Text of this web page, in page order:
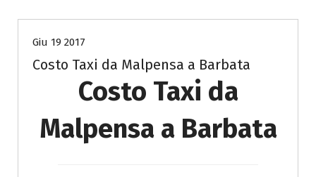
Giu 19 2017
Costo Taxi da Malpensa a Barbata
Costo Taxi da
Malpensa a Barbata